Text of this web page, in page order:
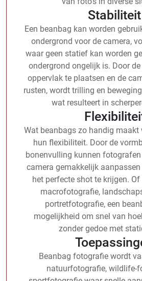
Stabiliteit
Een beanbag kan worden
ondergrond voor de camera,
waar geen statief kan worden
ondergrond ongelijk is. Door
oppervlak te plaatsen en de
rusten, wordt trilling en
wat resulteert in
Wat beanbags zo handig
hun flexibiliteit. Door de
bonenvulling kunnen
camera gemakkelijk
het perfecte shot te krijgen.
macrofotografie,
portretfotografie, een
mogelijkheid om snel van
zonder gedoe met
Beanbag fotografie wordt
natuurfotografie, wildlife-